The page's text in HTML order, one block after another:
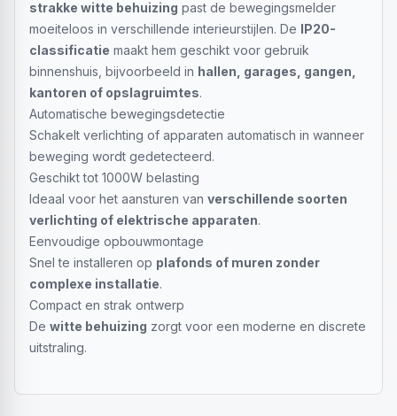
strakke witte behuizing past de bewegingsmelder
moeiteloos in verschillende interieurstijlen. De IP20-
classificatie maakt hem geschikt voor gebruik
binnenshuis, bijvoorbeeld in hallen, garages, gangen,
kantoren of opslagruimtes.
Automatische bewegingsdetectie
Schakelt verlichting of apparaten automatisch in wanneer
beweging wordt gedetecteerd.
Geschikt tot 1000W belasting
Ideaal voor het aansturen van verschillende soorten
verlichting of elektrische apparaten.
Eenvoudige opbouwmontage
Snel te installeren op plafonds of muren zonder
complexe installatie.
Compact en strak ontwerp
De witte behuizing zorgt voor een moderne en discrete
uitstraling.